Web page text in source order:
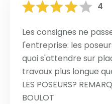
4
Les consignes ne
l'entreprise: les
quoi s'attendre sur
travaux plus longue
LES POSEURS?
BOULOT